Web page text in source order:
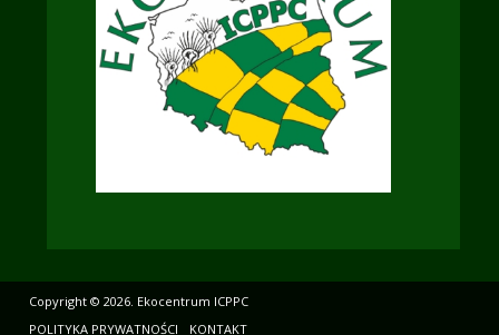
Copyright © 2026. Ekocentrum ICPPC
POLITYKA PRYWATNOŚCI
KONTAKT